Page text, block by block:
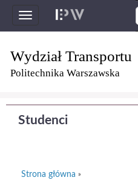
Toggle
navigation
Wydział Transportu
Politechnika Warszawska
Studenci
Strona główna »